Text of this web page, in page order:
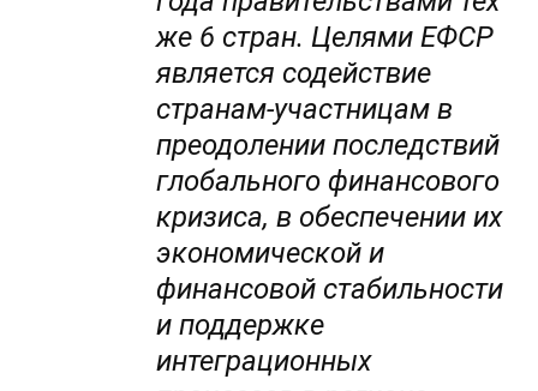
же 6 стран. Целями ЕФСР
является содействие
странам-участницам в
преодолении последствий
глобального финансового
кризиса, в обеспечении их
экономической и
финансовой стабильности
и поддержке
интеграционных